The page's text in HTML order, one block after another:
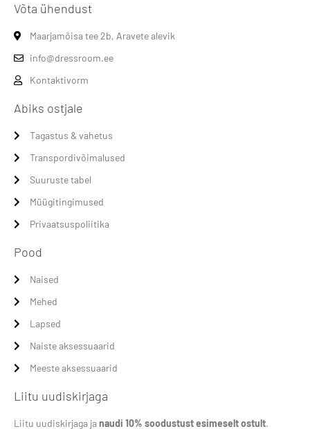
Võta ühendust
Maarjamõisa tee 2b, Aravete alevik
info@dressroom.ee
Kontaktivorm
Abiks ostjale
Tagastus & vahetus
Transpordivõimalused
Suuruste tabel
Müügitingimused
Privaatsuspoliitika
Pood
Naised
Mehed
Lapsed
Naiste aksessuaarid
Meeste aksessuaarid
Liitu uudiskirjaga
Liitu uudiskirjaga janaudi 10% soodustust esimeselt ostult.